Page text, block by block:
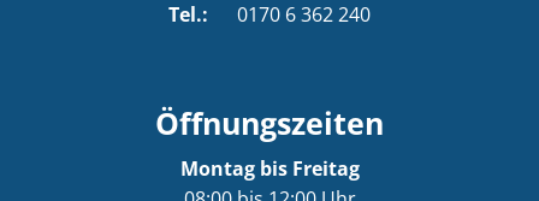
Tel.: 0170 6 362 240
Öffnungszeiten
Montag bis Freitag